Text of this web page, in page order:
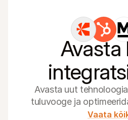
Avasta
Avasta uut
tuluvooge ja
Vaata